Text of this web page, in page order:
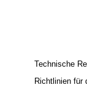
Technische
Richtlinien für